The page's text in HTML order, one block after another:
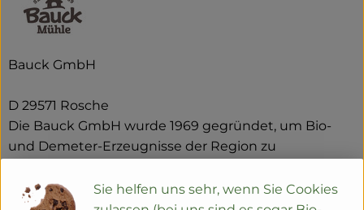
Bauck GmbH
D 29571 Rosche
Die Bauck GmbH wurde 1969 gegründet, um Bio-
und Demeter-Erzeugnisse der Region zu
biologisch-dynamischen Landwirtschaft eines der
Sie helfen uns sehr, wenn Sie Cookies